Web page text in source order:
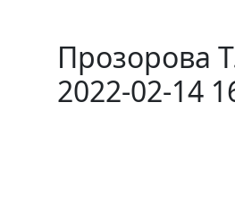
Прозорова
2022-02-14